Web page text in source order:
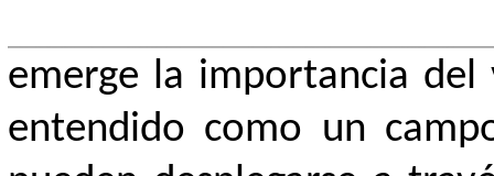
emerge la importancia
entendido como un